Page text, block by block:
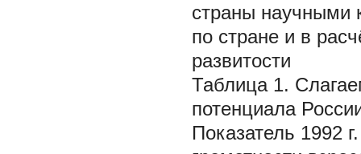
страны научными
по стране и в
развитости
Таблица 1.
потенциала
Показатель 1992